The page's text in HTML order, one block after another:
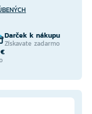
Darček k nákupu
Získavate zadarmo